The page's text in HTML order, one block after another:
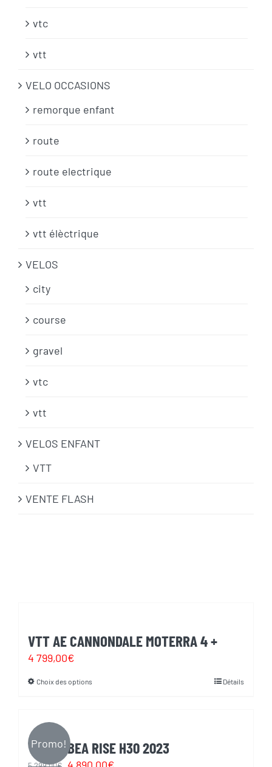
VTT AE CANNONDALE MOTERRA 4 +
4 799,00€
Choix des optionsCe
variations.
Détails
Promo!
VTT ORBEA RISE H30 2023
Le Le
vtc
vtt
VELO OCCASIONS
remorque enfant
route
route electrique
vtt
vtt élèctrique
VELOS
city
course
gravel
vtc
vtt
VELOS ENFANT
VTT
VENTE FLASH